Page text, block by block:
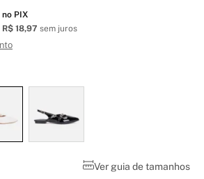
PIX
R$ 18,97 sem juros
Ver guia de tamanhos